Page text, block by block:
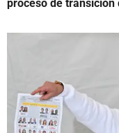
proceso de transición